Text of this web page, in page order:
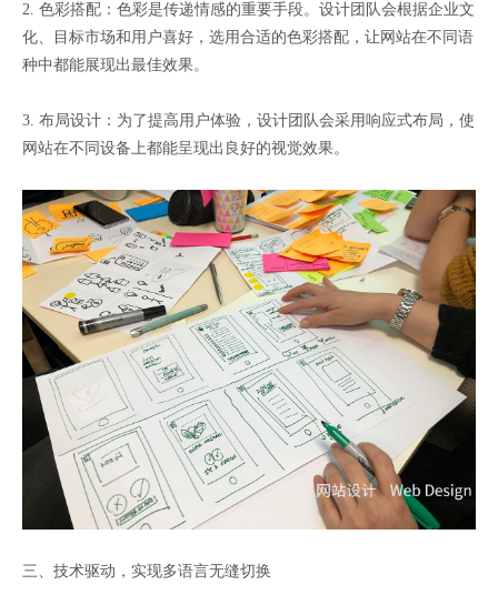
2. 色彩搭配：色彩是传递情感的重要手段。设计团队会根据企业文
化、目标市场和用户喜好，选用合适的色彩搭配，让网站在不同语
种中都能展现出最佳效果。
3. 布局设计：为了提高用户体验，设计团队会采用响应式布局，使
网站在不同设备上都能呈现出良好的视觉效果。
三、技术驱动，实现多语言无缝切换